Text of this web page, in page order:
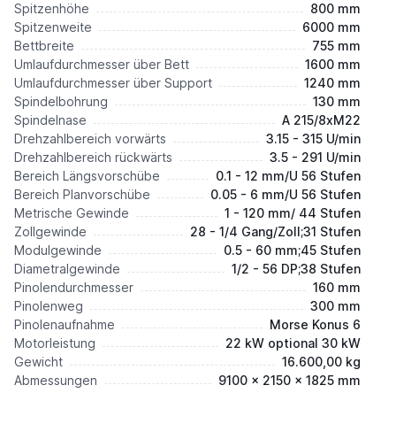
Spitzenhöhe
800 mm
Spitzenweite
6000 mm
Bettbreite
755 mm
Umlaufdurchmesser über Bett
1600 mm
Umlaufdurchmesser über Support
1240 mm
Spindelbohrung
130 mm
Spindelnase
A 215/8xM22
Drehzahlbereich vorwärts
3.15 - 315 U/min
Drehzahlbereich rückwärts
3.5 - 291 U/min
Bereich Längsvorschübe
0.1 - 12 mm/U 56 Stufen
Bereich Planvorschübe
0.05 - 6 mm/U 56 Stufen
Metrische Gewinde
1 - 120 mm/ 44 Stufen
Zollgewinde
28 - 1/4 Gang/Zoll;31 Stufen
Modulgewinde
0.5 - 60 mm;45 Stufen
Diametralgewinde
1/2 - 56 DP;38 Stufen
Pinolendurchmesser
160 mm
Pinolenweg
300 mm
Pinolenaufnahme
Morse Konus 6
Motorleistung
22 kW optional 30 kW
Gewicht
16.600,00 kg
Abmessungen
9100 x 2150 x 1825 mm